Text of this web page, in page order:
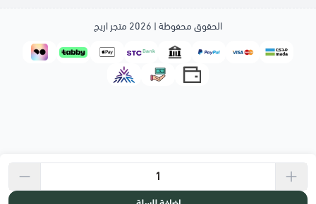
الحقوق محفوظة | 2026 متجر اريج